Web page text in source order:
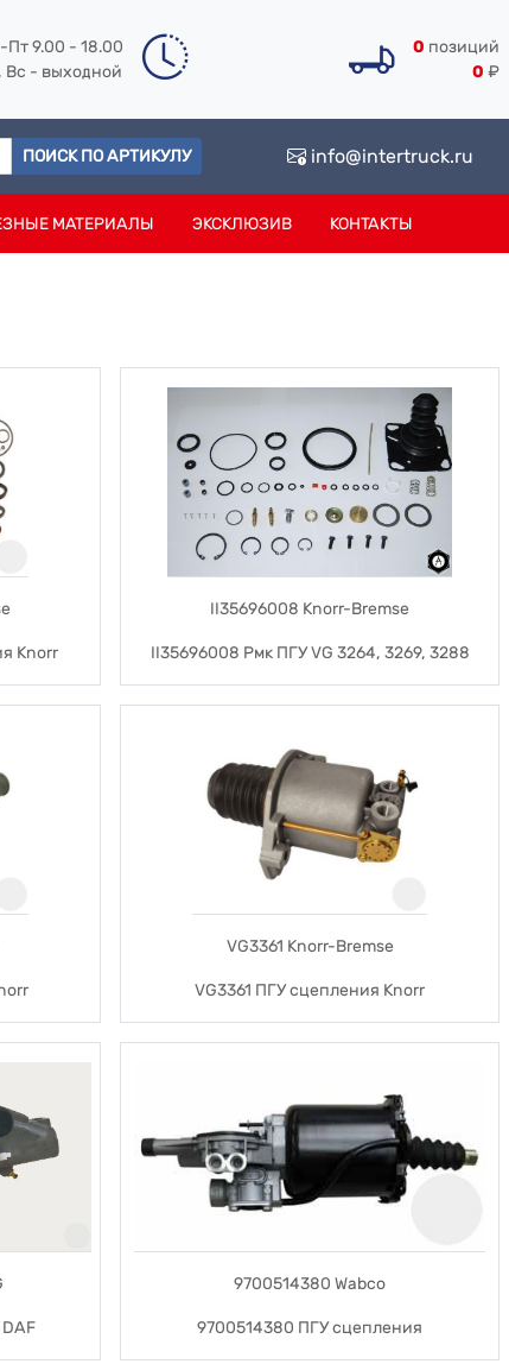
Пт 9.00 - 18.00
Вс - выходной
0 позиций
0 ₽
ПОИСК ПО АРТИКУЛУ info@intertruck.ru
МАТЕРИАЛЫ ЭКСКЛЮЗИВ КОНТАКТЫ
Knorr
II35696008 Knorr-Bremse
II35696008 Рмк ПГУ VG 3264, 3269, 3288
VG3361 Knorr-Bremse
VG3361 ПГУ сцепления Knorr
9700514380 Wabco
9700514380 ПГУ сцепления